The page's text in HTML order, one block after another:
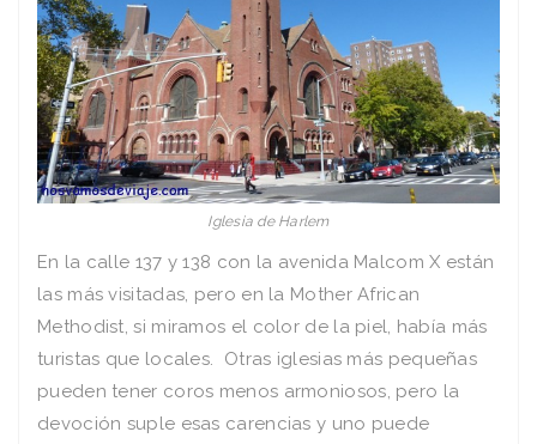
Iglesia de Harlem
En la calle 137 y 138 con la avenida Malcom X están
las más visitadas, pero en la Mother African
Methodist, si miramos el color de la piel, había más
turistas que locales. Otras iglesias más pequeñas
pueden tener coros menos armoniosos, pero la
devoción suple esas carencias y uno puede